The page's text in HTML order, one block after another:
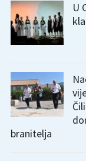
U
branitelja